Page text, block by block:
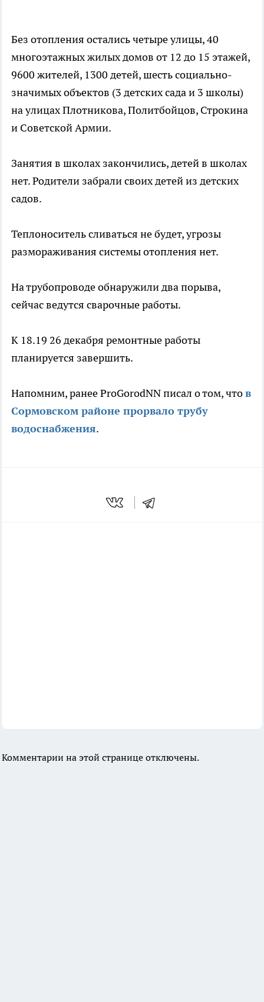
Без отопления остались четыре улицы, 40
многоэтажных жилых домов от 12 до 15 этажей,
9600 жителей, 1300 детей, шесть социально-
значимых объектов (3 детских сада и 3 школы)
на улицах Плотникова, Политбойцов, Строкина
и Советской Армии.
Занятия в школах закончились, детей в школах
нет. Родители забрали своих детей из детских
садов.
Теплоноситель сливаться не будет, угрозы
размораживания системы отопления нет.
На трубопроводе обнаружили два порыва,
сейчас ведутся сварочные работы.
К 18.19 26 декабря ремонтные работы
планируется завершить.
Напомним, ранее ProGorodNN писал о том, чтов
Сормовском районе прорвало трубу
водоснабжения.
Комментарии на этой странице отключены.